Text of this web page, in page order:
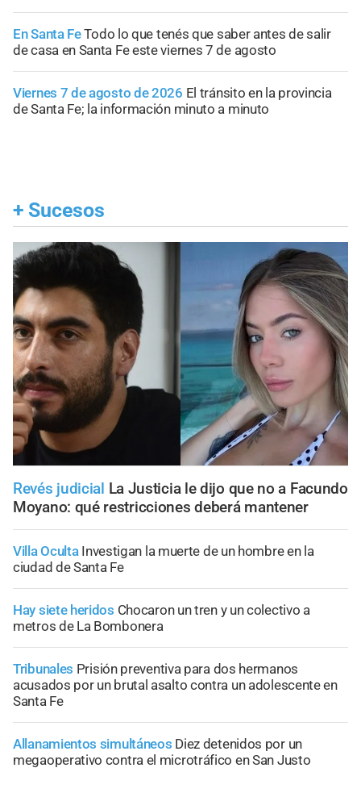
En Santa FeTodo lo que tenés que saber antes de salir
de casa en Santa Fe este viernes 7 de agosto
Viernes 7 de agosto de 2026 El tránsito en la provincia
de Santa Fe; la información minuto a minuto
+ Sucesos
Revés judicial La Justicia le dijo que no a Facundo
Moyano: qué restricciones deberá mantener
Villa Oculta Investigan la muerte de un hombre en la
ciudad de Santa Fe
Hay siete heridos Chocaron un tren y un colectivo a
metros de La Bombonera
Tribunales Prisión preventiva para dos hermanos
acusados por un brutal asalto contra un adolescente en
Santa Fe
Allanamientos simultáneos Diez detenidos por un
megaoperativo contra el microtráfico en San Justo